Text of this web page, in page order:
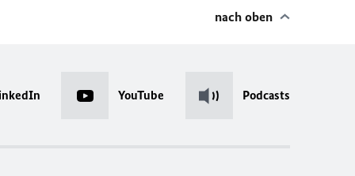
nach oben
YouTube Podcasts